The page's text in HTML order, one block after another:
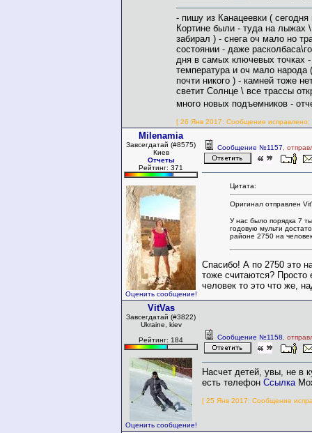
- пишу из Канацеевки (
Кортине были - туда на лыжах \
забирал ) - снега оч мало но
состоянии - даже
дня в самых ключевых точках -
температура и оч мало народа
почти никого ) - камней тоже
светит Солнце \ все трассы
много новых подъемников -
[ 26 Янв 2017: Сообщение исправлено:
Milenamia
Завсегдатай (#8575)
Киев
Отчеты
Рейтинг: 371
Оценить сообщение!
Сообщение №1157 ,
Цитата:
Оригинал отправлен
У нас было порядка 7
годовую мульти
районе 2750 на
Спасибо! А по 2750 это
тоже считаются? Просто
человек то это что же,
VitVas
Завсегдатай (#3822)
Ukraine, kiev
Рейтинг: 184
Оценить сообщение!
Сообщение №1158 ,
Насчет детей, увы, не в
есть телефон Ссылка
[ 25 Янв 2017: Сообщение